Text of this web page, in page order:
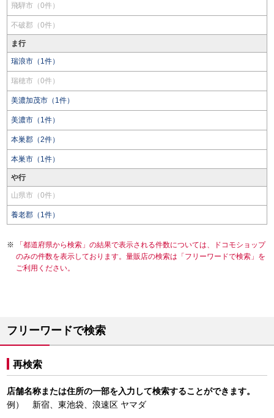
飛騨市（0件）
不破郡（0件）
ま行
瑞浪市（1件）
瑞穂市（0件）
美濃加茂市（1件）
美濃市（1件）
本巣郡（2件）
本巣市（1件）
や行
山県市（0件）
養老郡（1件）
「都道府県から検索」の結果で表示される件数については、ドコモショップ
のみの件数を表示しております。量販店の検索は「フリーワードで検索」を
ご利用ください。
フリーワードで検索
再検索
店舗名称または住所の一部を入力して検索することができます。
例） 新宿、東池袋、浪速区 ヤマダ